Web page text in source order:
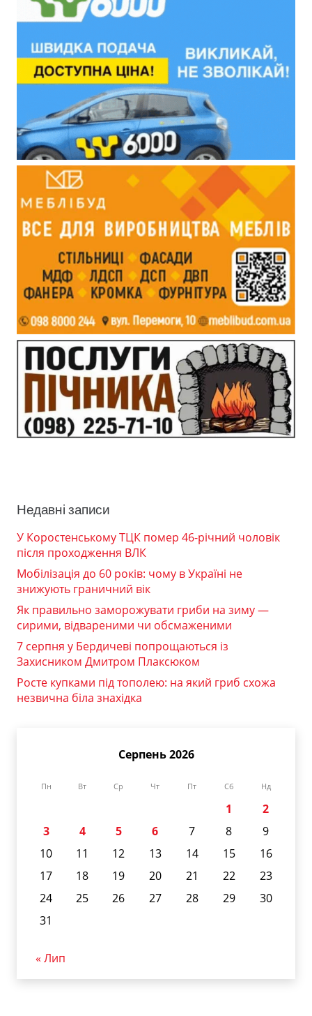
Недавні записи
У Коростенському ТЦК помер 46-річний чоловік
після проходження ВЛК
Мобілізація до 60 років: чому в Україні не
знижують граничний вік
Як правильно заморожувати гриби на зиму —
сирими, відвареними чи обсмаженими
7 серпня у Бердичеві попрощаються із
Захисником Дмитром Плаксюком
Росте купками під тополею: на який гриб схожа
незвична біла знахідка
Серпень 2026
Пн Вт Ср Чт Пт Сб Нд
1
2
3
4 5 6 7 8
9
10
11 12 13 14 15
16
17
18 19 20 21 22
23
24
25 26 27 28 29
30
31
« Лип